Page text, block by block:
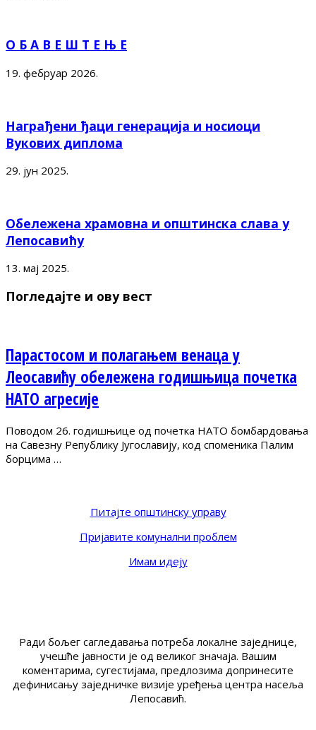
О Б А В Е Ш Т Е Њ Е
19. фебруар 2026.
Награђени ђаци генерација и носиоци
Вукових диплома
29. јун 2025.
Обележена храмовна и општинска слава у
Лепосавићу
13. мај 2025.
Погледајте и ову вест
Парастосом и полагањем венаца у
Леосавићу обележена годишњица почетка
НАТО агресије
Поводом 26. годишњице од почетка НАТО бомбардовања
на Савезну Републику Југославију, код споменика Палим
борцима …
Питајте општинску управу
Пријавите комунални проблем
Имам идеју
Ради бољег сагледавања потреба локалне заједнице,
учешће јавности је од великог значаја. Вашим
коментарима, сугестијама, предлозима допринесите
дефинисању заједничке визије уређења центра насеља
Лепосавић.